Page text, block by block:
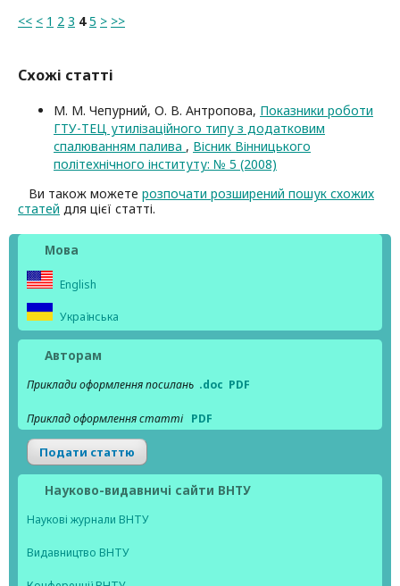
<< < 1 2 3 4 5 > >>
Схожі статті
М. М. Чепурний, О. В. Антропова, Показники роботи
ГТУ-ТЕЦ утилізаційного типу з додатковим
спалюванням палива , Вісник Вінницького
політехнічного інституту: № 5 (2008)
Ви також можете розпочати розширений пошук схожих
статей для цієї статті.
Мова
English
Українська
Авторам
Приклади оформлення посилань .doc PDF
Приклад оформлення статті PDF
Подати статтю
Науково-видавничі сайти ВНТУ
Наукові журнали ВНТУ
Видавництво ВНТУ